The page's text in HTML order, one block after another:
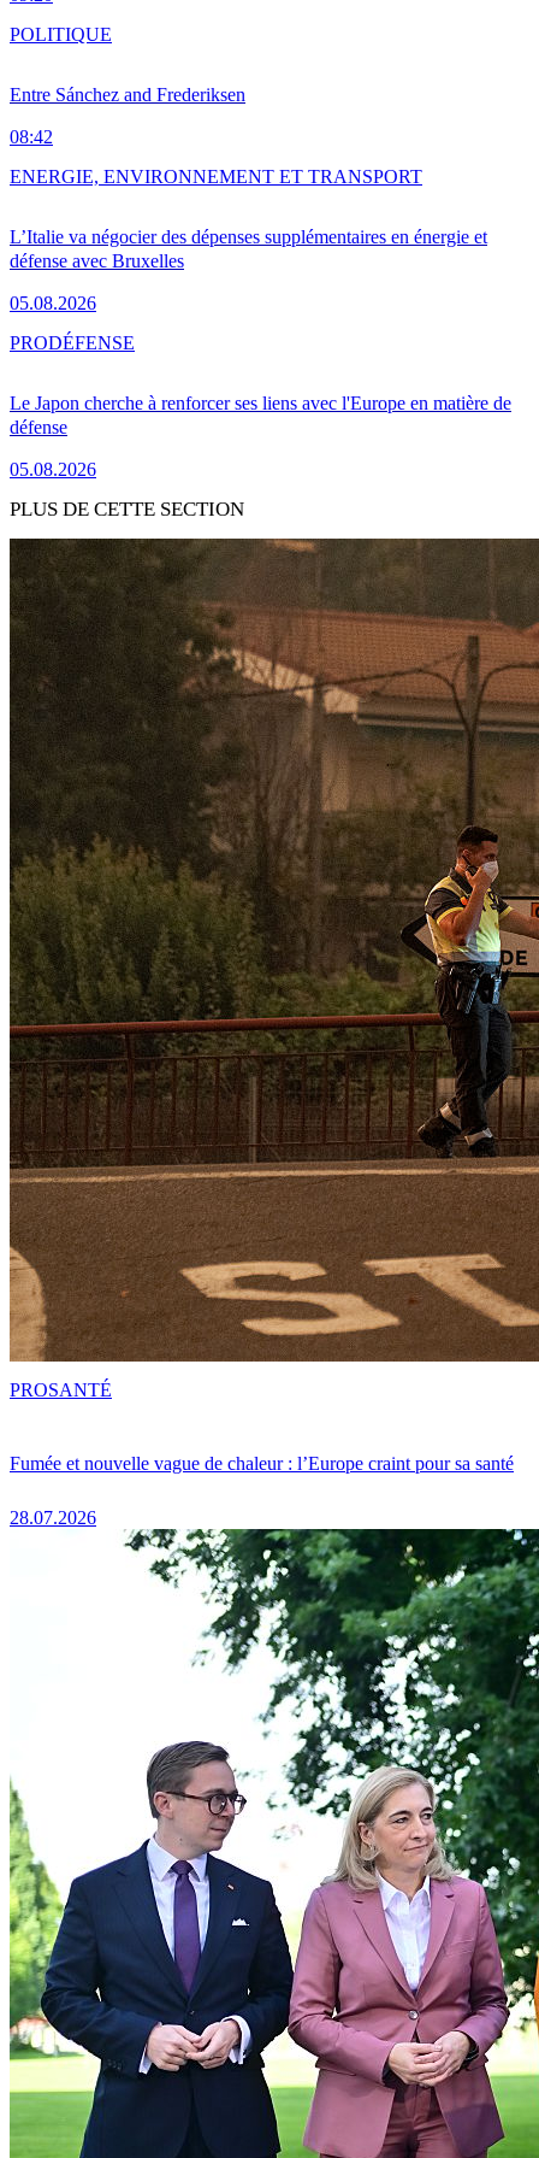
Entre Sánchez and Frederiksen
08:42
POLITIQUE
L’Italie va négocier des dépenses supplémentaires en énergie et
défense avec Bruxelles
05.08.2026
ENERGIE, ENVIRONNEMENT ET TRANSPORT
Le Japon cherche à renforcer ses liens avec l'Europe en matière de
défense
05.08.2026
PRODÉFENSE
PLUS DE CETTE SECTION
Fumée et nouvelle vague de chaleur : l’Europe craint pour sa santé
28.07.2026
PROSANTÉ